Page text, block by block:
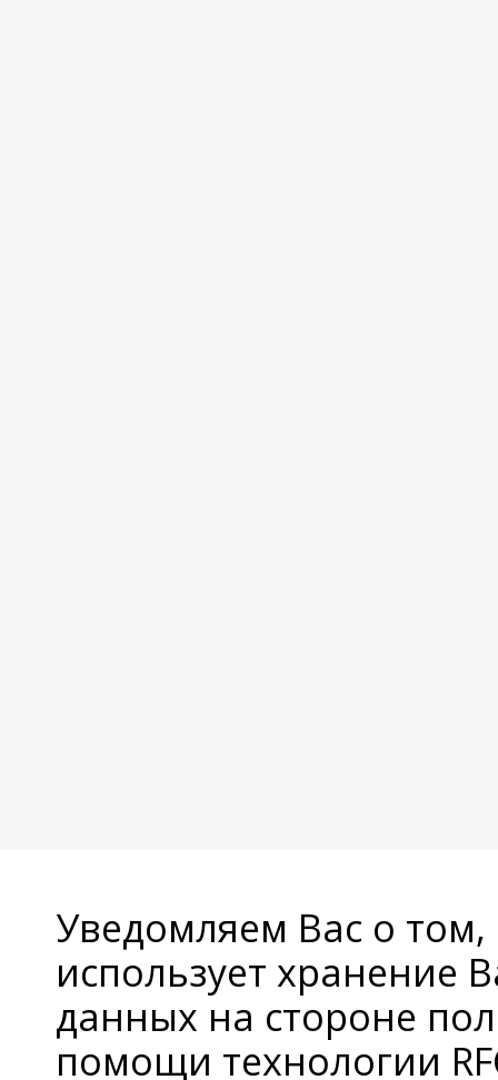
Уведомляем Вас о
использует хранение
данных на стороне
помощи технологии